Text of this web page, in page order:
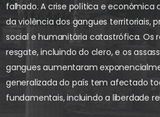
falhado. A crise política e
da violência dos gangues territoriais,
social e humanitária catastrófica. Os
resgate, incluindo do clero, e os
gangues aumentaram
generalizada do país tem afectado
fundamentais, incluindo a liberdade